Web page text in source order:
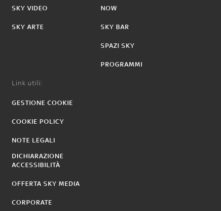
SKY VIDEO
SKY ARTE
NOW
SKY BAR
SPAZI SKY
PROGRAMMI
Link utili:
GESTIONE COOKIE
COOKIE POLICY
NOTE LEGALI
DICHIARAZIONE
ACCESSIBILITÀ
OFFERTA SKY MEDIA
CORPORATE